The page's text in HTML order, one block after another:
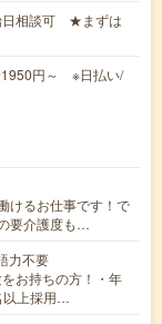
日相談可 ★まずは
円～ ※日払い/
けるお仕事です！で
要介護度も…
力不要
お持ちの方！・年
以上採用…